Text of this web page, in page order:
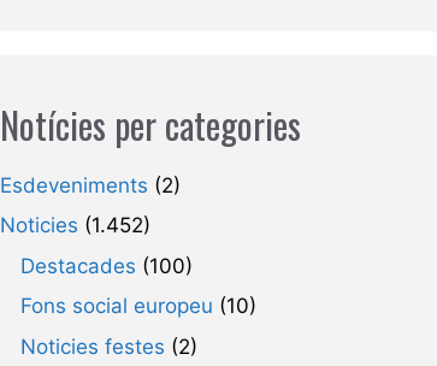
Notícies per categories
Esdeveniments (2)
Noticies (1.452)
Destacades (100)
Fons social europeu (10)
Noticies festes (2)